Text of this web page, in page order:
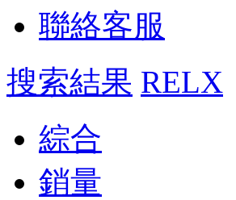
聯絡客服
搜索結果 RELX
綜合
銷量